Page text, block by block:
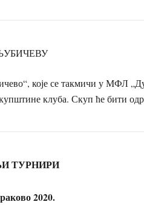
које се такмичи у МФЛ
клуба. Скуп ће бити
ТУРНИРИ
2020.